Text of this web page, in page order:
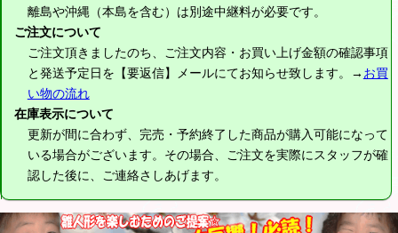
離島や沖縄（本島を含む）は別途中継料が必要です。
ご注文について
ご注文頂きましたのち、ご注文内容・お買い上げ金額の確認事項
と発送予定日を【要返信】メールにてお知らせ致します。→ お買
い物の流れ
在庫表示について
更新が間に合わず、完売・予約終了した商品が購入可能になって
いる場合がございます。その場合、ご注文を実際にスタッフが確
認した後に、ご連絡さしあげます。